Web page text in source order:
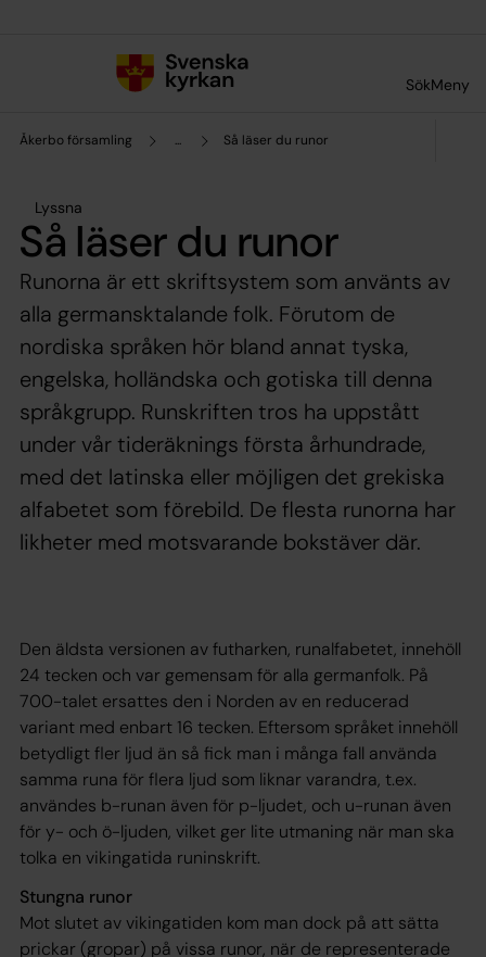
SökMeny
Åkerbo församling ... Så läser du runor
Lyssna
Så läser du runor
Runorna är ett skriftsystem som använts av
alla germansktalande folk. Förutom de
nordiska språken hör bland annat tyska,
engelska, holländska och gotiska till denna
språkgrupp. Runskriften tros ha uppstått
under vår tideräknings första århundrade,
med det latinska eller möjligen det grekiska
alfabetet som förebild. De flesta runorna har
likheter med motsvarande bokstäver där.
Den äldsta versionen av futharken, runalfabetet, innehöll
24 tecken och var gemensam för alla germanfolk. På
700-talet ersattes den i Norden av en reducerad
variant med enbart 16 tecken. Eftersom språket innehöll
betydligt fler ljud än så fick man i många fall använda
samma runa för flera ljud som liknar varandra, t.ex.
användes b-runan även för p-ljudet, och u-runan även
för y- och ö-ljuden, vilket ger lite utmaning när man ska
tolka en vikingatida runinskrift.
Stungna runor
Mot slutet av vikingatiden kom man dock på att sätta
prickar (gropar) på vissa runor, när de representerade